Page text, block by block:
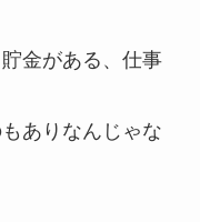
金がある、仕事
ありなんじゃな